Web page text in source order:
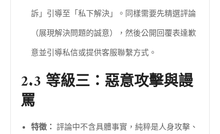
訴」引導至「私下解決」。同樣需要先精選評論
（展現解決問題的誠意），然後公開回覆表達歉
意並引導私信或提供客服聯繫方式。
2.3 等級三：惡意攻擊與謾
罵
特徵： 評論中不含具體事實，純粹是人身攻擊、